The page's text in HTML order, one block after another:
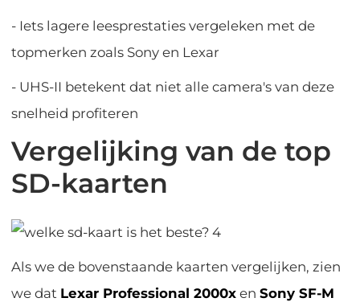
- Iets lagere leesprestaties vergeleken met de
topmerken zoals Sony en Lexar
- UHS-II betekent dat niet alle camera's van deze
snelheid profiteren
Vergelijking van de top
SD-kaarten
Als we de bovenstaande kaarten vergelijken, zien
we dat Lexar Professional 2000x enSony SF-M